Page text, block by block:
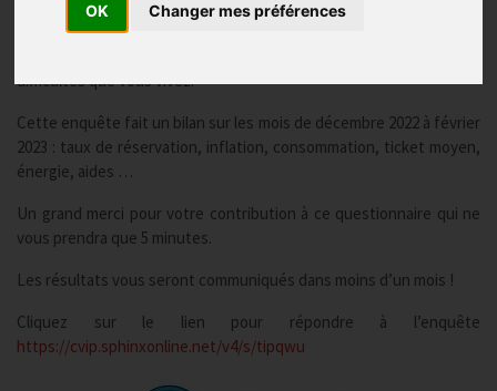
OK Changer mes préférences
13/03/2023
difficultés que vous vivez.
Cette enquête fait un bilan sur les mois de décembre 2022 à février
2023 : taux de réservation, inflation, consommation, ticket moyen,
énergie, aides …
Un grand merci pour votre contribution à ce questionnaire qui ne
vous prendra que 5 minutes.
Les résultats vous seront communiqués dans moins d’un mois !
Cliquez sur le lien pour répondre à l’enquête
https://cvip.sphinxonline.net/v4/s/tipqwu